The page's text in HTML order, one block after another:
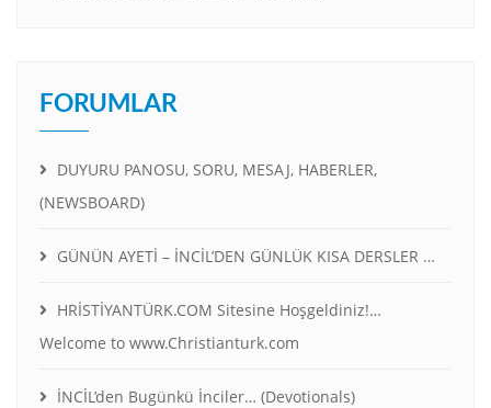
FORUMLAR
DUYURU PANOSU, SORU, MESAJ, HABERLER,
(NEWSBOARD)
GÜNÜN AYETİ – İNCİL’DEN GÜNLÜK KISA DERSLER …
HRİSTİYANTÜRK.COM Sitesine Hoşgeldiniz!…
Welcome to www.Christianturk.com
İNCİL’den Bugünkü İnciler… (Devotionals)